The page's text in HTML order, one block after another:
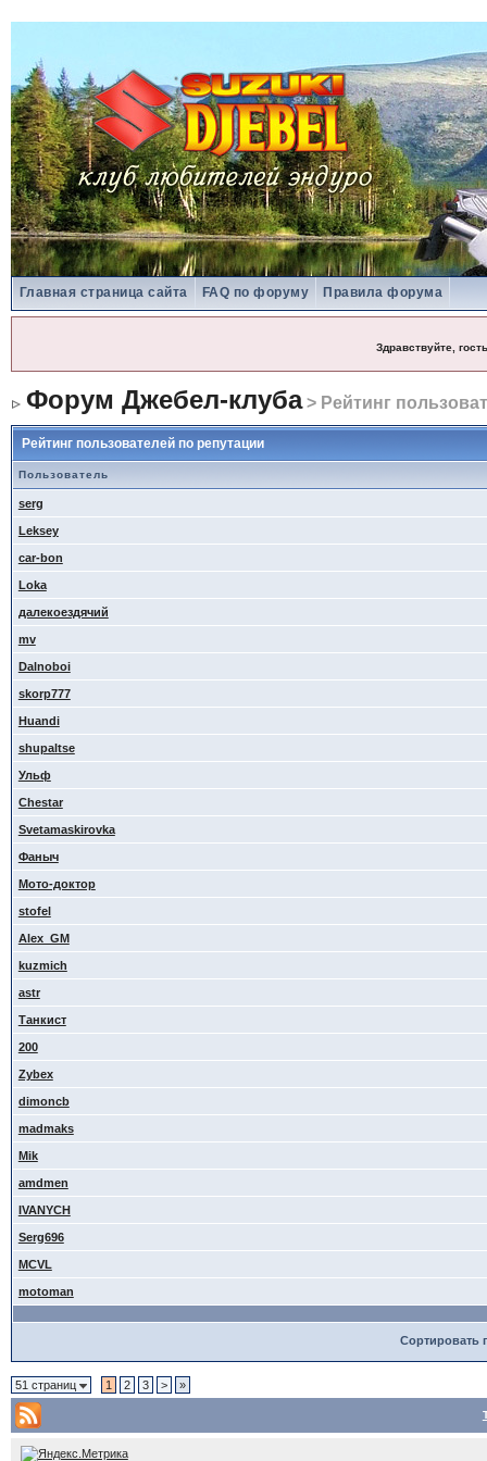
Главная страница сайта FAQ по форуму Правила форума
Здравствуйте, гость
Форум Джебел-клуба> Рейтинг
Рейтинг пользователей по репутации
Пользователь
serg
Leksey
car-bon
Loka
далекоездячий
mv
Dalnoboi
skorp777
Huandi
shupaltse
Ульф
Сhestar
Svetamaskirovka
Фаныч
Мото-доктор
stofel
Alex_GM
kuzmich
astr
Танкист
200
Zybex
dimoncb
madmaks
Mik
amdmen
IVANYCH
Serg696
MCVL
motoman
Сортировать
51 страниц 1 2 3 > »